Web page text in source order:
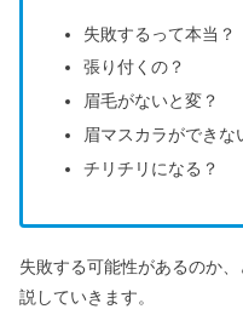
失敗するって本当？
張り付くの？
眉毛がないと変？
眉マスカラができな
チリチリになる？
失敗する可能性があるのか
説していきます。